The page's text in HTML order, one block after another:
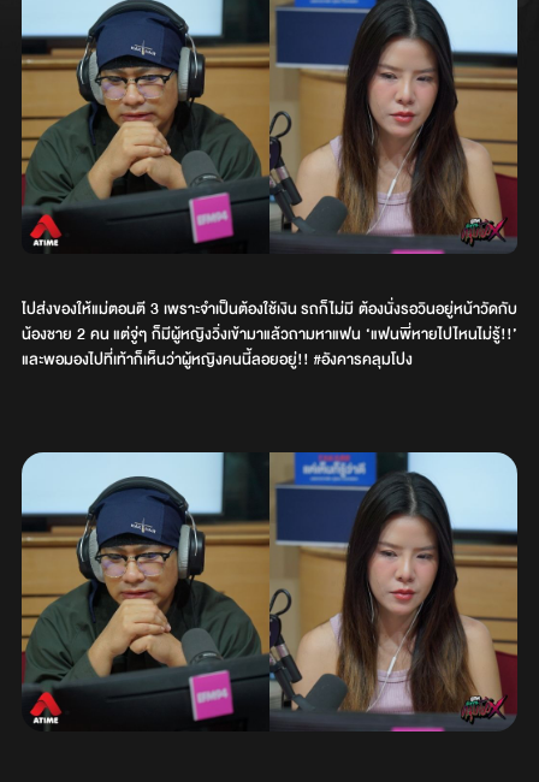
ไปส่งของให้แม่ตอนตี 3 เพราะจำเป็นต้องใช้เงิน รถก็ไม่มี ต้องนั่งรอวินอยู่หน้าวัดกับ
น้องชาย 2 คน แต่จู่ๆ ก็มีผู้หญิงวิ่งเข้ามาแล้วถามหาแฟน ‘แฟนพี่หายไปไหนไม่รู้!!’
และพอมองไปที่เท้าก็เห็นว่าผู้หญิงคนนี้ลอยอยู่!! #อังคารคลุมโปง